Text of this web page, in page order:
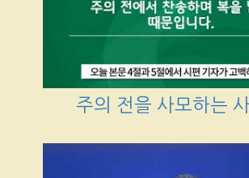
주의 전을 사모하는